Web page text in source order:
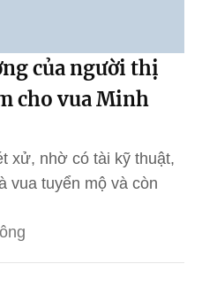
của người thị
cho vua Minh
xử, nhờ có tài kỹ thuật,
vua tuyển mộ và còn